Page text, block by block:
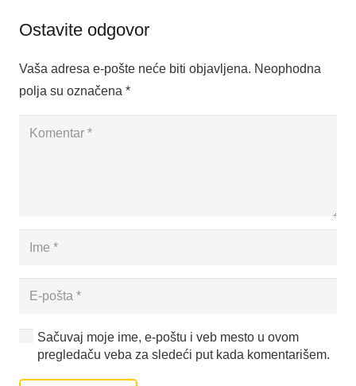
Ostavite odgovor
Vaša adresa e-pošte neće biti objavljena. Neophodna
polja su označena *
Sačuvaj moje ime, e-poštu i veb mesto u ovom
pregledaču veba za sledeći put kada komentarišem.